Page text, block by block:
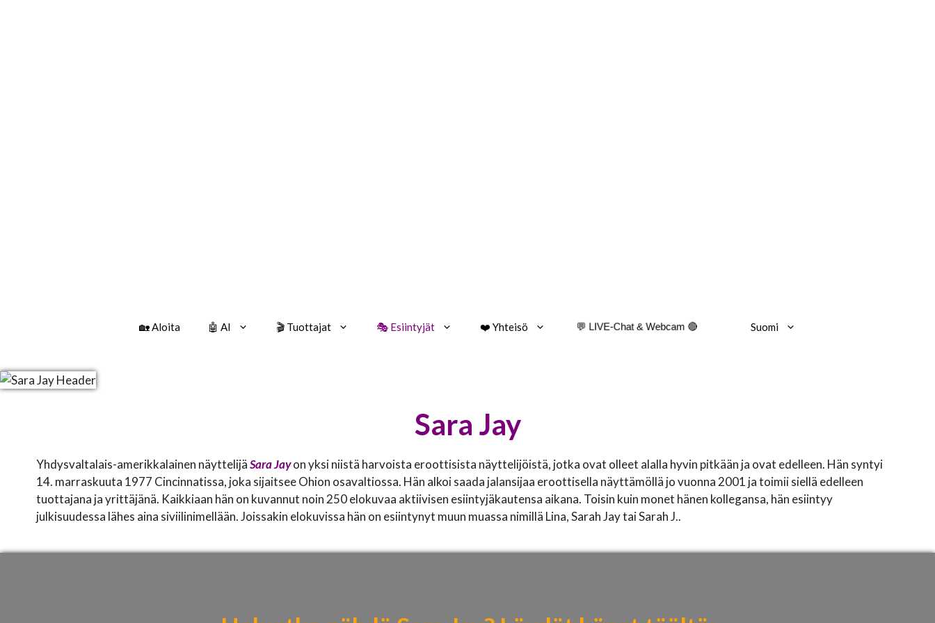
🏡 Aloita 🤖 AI 🎬 Tuottajat 🎭 Esiintyjät ❤️ Yhteisö 💬 LIVE-Chat & Webcam 🔴 Suomi
Sara Jay
Yhdysvaltalais-amerikkalainen näyttelijäSara Jayon yksi niistä harvoista eroottisista näyttelijöistä, jotka ovat olleet alalla hyvin pitkään ja ovat edelleen. Hän syntyi
14. marraskuuta 1977 Cincinnatissa, joka sijaitsee Ohion osavaltiossa. Hän alkoi saada jalansijaa eroottisella näyttämöllä jo vuonna 2001 ja toimii siellä edelleen
tuottajana ja yrittäjänä. Kaikkiaan hän on kuvannut noin 250 elokuvaa aktiivisen esiintyjäkautensa aikana. Toisin kuin monet hänen kollegansa, hän esiintyy
julkisuudessa lähes aina siviilinimellään. Joissakin elokuvissa hän on esiintynyt muun muassa nimillä Lina, Sarah Jay tai Sarah J..